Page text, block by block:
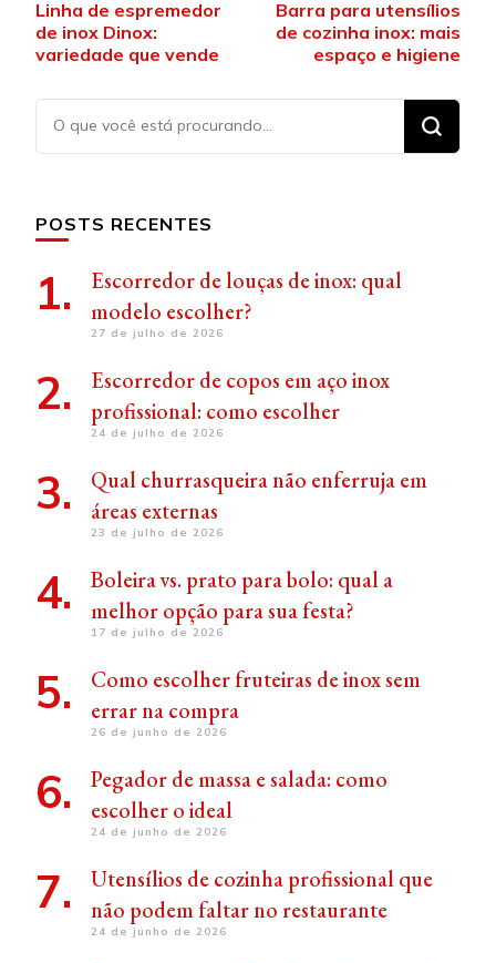
de
post
Linha de espremedor
de inox Dinox:
variedade que vende
Barra para utensílios
de cozinha inox: mais
espaço e higiene
Procurando
algo?
POSTS RECENTES
Escorredor de louças de inox: qual
modelo escolher?
27 de julho de 2026
Escorredor de copos em aço inox
profissional: como escolher
24 de julho de 2026
Qual churrasqueira não enferruja em
áreas externas
23 de julho de 2026
Boleira vs. prato para bolo: qual a
melhor opção para sua festa?
17 de julho de 2026
Como escolher fruteiras de inox sem
errar na compra
26 de junho de 2026
Pegador de massa e salada: como
escolher o ideal
24 de junho de 2026
Utensílios de cozinha profissional que
não podem faltar no restaurante
24 de junho de 2026